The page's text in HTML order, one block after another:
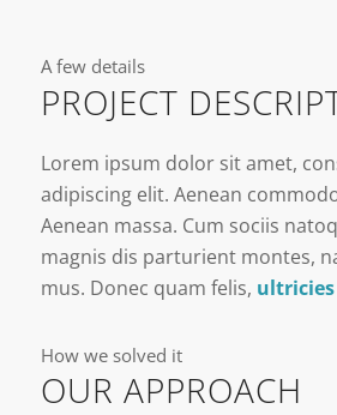
A few details
PROJECT
Lorem ipsum dolor sit amet,
adipiscing elit. Aenean
Aenean massa. Cum sociis
magnis dis parturient montes,
mus. Donec quam felis, ultricies
How we solved it
OUR APPROACH